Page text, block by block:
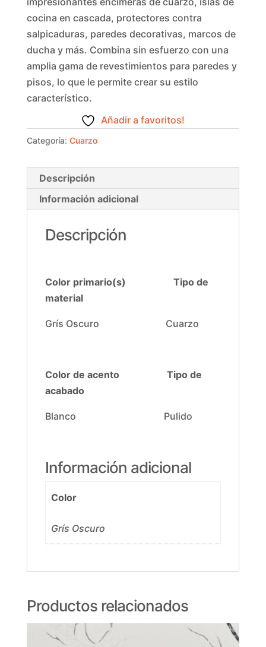
cocina en cascada, protectores contra
salpicaduras, paredes decorativas, marcos de
ducha y más. Combina sin esfuerzo con una
amplia gama de revestimientos para paredes y
pisos, lo que le permite crear su estilo
característico.
Añadir a favoritos!
Categoría: Cuarzo
Descripción
Información adicional
Descripción
Color primario(s) Tipo de
material
Grís Oscuro Cuarzo
Color de acento
Tipo de
acabado
Blanco Pulido
Información adicional
Color
Grís Oscuro
Productos relacionados